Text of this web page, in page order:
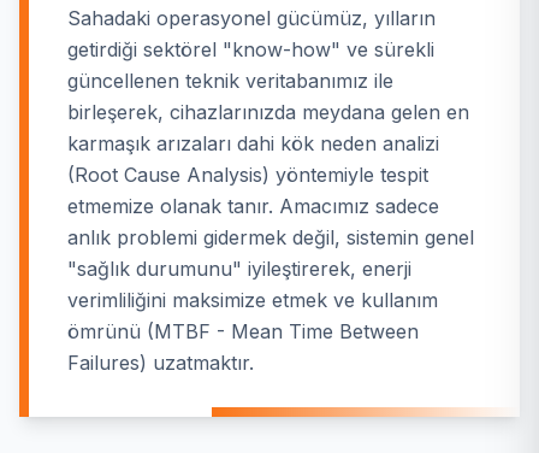
Sahadaki operasyonel gücümüz, yılların
getirdiği sektörel "know-how" ve sürekli
güncellenen teknik veritabanımız ile
birleşerek, cihazlarınızda meydana gelen en
karmaşık arızaları dahi kök neden analizi
(Root Cause Analysis) yöntemiyle tespit
etmemize olanak tanır. Amacımız sadece
anlık problemi gidermek değil, sistemin genel
"sağlık durumunu" iyileştirerek, enerji
verimliliğini maksimize etmek ve kullanım
ömrünü (MTBF - Mean Time Between
Failures) uzatmaktır.